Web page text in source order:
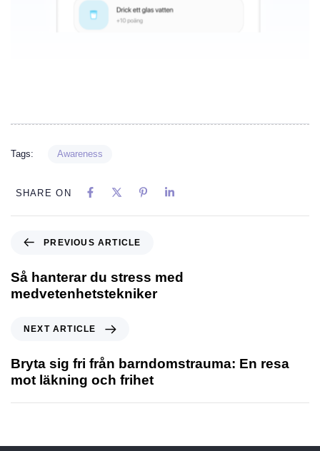
Tags: Awareness
SHARE ON
PREVIOUS ARTICLE
Så hanterar du stress med
medvetenhetstekniker
NEXT ARTICLE
Bryta sig fri från barndomstrauma: En resa
mot läkning och frihet